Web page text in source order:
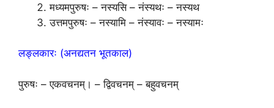
मध्यमपुरुषः – नस्यसि – नंस्यथः – नस्यथ
उत्तमपुरुषः – नस्यामि – नंस्यावः – नस्यामः
लङ्लकारः (अनद्यतन भूतकाल)
पुरुषः – एकवचनम्। – द्विवचनम् – बहुवचनम्